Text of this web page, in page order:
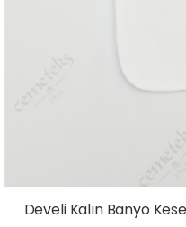
Develi Kalın Banyo